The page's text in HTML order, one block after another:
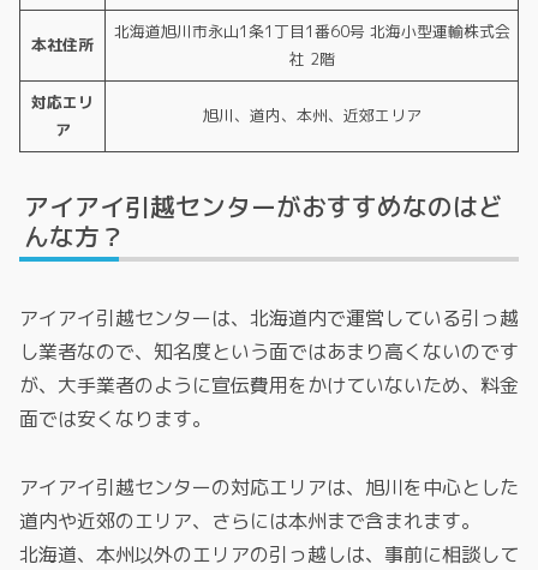
本社住所
北海道旭川市永山1条1丁目1番60号 北海小型運輸株式会
社 2階
対応エリ
ア
旭川、道内、本州、近郊エリア
アイアイ引越センターがおすすめなのはど
んな方？
アイアイ引越センターは、北海道内で運営している引っ越
し業者なので、知名度という面ではあまり高くないのです
が、大手業者のように宣伝費用をかけていないため、料金
面では安くなります。
アイアイ引越センターの対応エリアは、旭川を中心とした
道内や近郊のエリア、さらには本州まで含まれます。
北海道、本州以外のエリアの引っ越しは、事前に相談して